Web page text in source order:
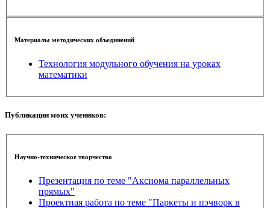
Материалы методических объединений
Технология модульного обучения на уроках
математики
Публикации моих учеников:
Научно-техническое творчество
Презентация по теме "Аксиома параллельных
прямых"
Проектная работа по теме "Паркеты и пэчворк в